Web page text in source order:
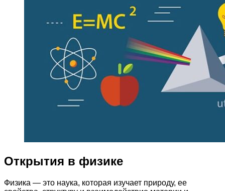
Открытия в физике
Физика — это наука, которая изучает природу, ее